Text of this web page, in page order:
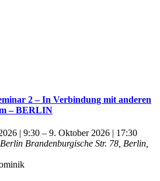
2 – In Verbindung mit anderen
– BERLIN
| 9:30 – 9. Oktober 2026 | 17:30
Brandenburgische Str. 78, Berlin,